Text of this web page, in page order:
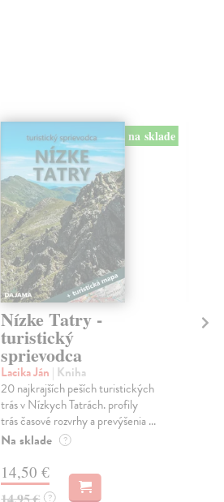
na sklade
Nízke Tatry -
turistický
sprievodca
Lacika Ján | Kniha
20 najkrajších peších turistických
trás v Nízkych Tatrách. profily
trás časové rozvrhy a prevýšenia ...
Na sklade ?
14,50 €
?